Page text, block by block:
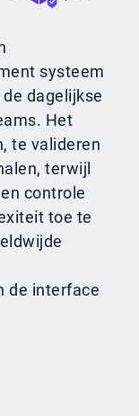
systeem
dagelijkse
Het
te valideren
terwijl
controle
toe te
de interface